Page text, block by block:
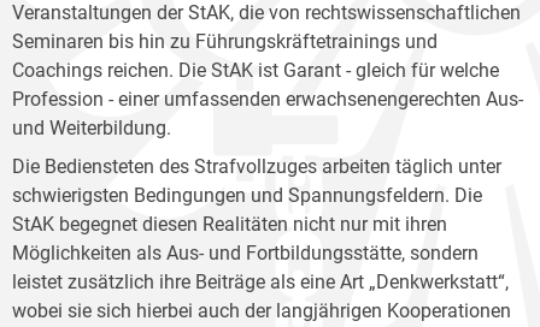
Veranstaltungen der StAK, die von rechtswissenschaftlichen
Seminaren bis hin zu Führungskräftetrainings und
Coachings reichen. Die StAK ist Garant - gleich für welche
Profession - einer umfassenden erwachsenengerechten Aus-
und Weiterbildung.
Die Bediensteten des Strafvollzuges arbeiten täglich unter
schwierigsten Bedingungen und Spannungsfeldern. Die
StAK begegnet diesen Realitäten nicht nur mit ihren
Möglichkeiten als Aus- und Fortbildungsstätte, sondern
leistet zusätzlich ihre Beiträge als eine Art „Denkwerkstatt“,
wobei sie sich hierbei auch der langjährigen Kooperationen